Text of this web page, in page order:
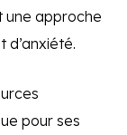
une approche
d’anxiété.
pour ses